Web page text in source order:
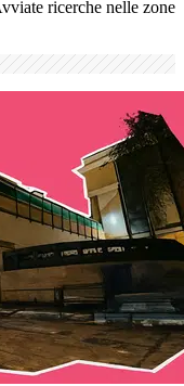
ricerche nelle zone